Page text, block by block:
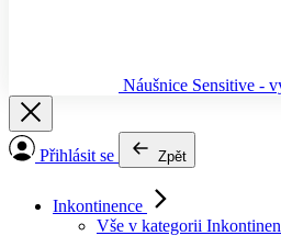
Náušnice Sensitive -
Přihlásit se Zpět
Inkontinence
Vše v kategorii